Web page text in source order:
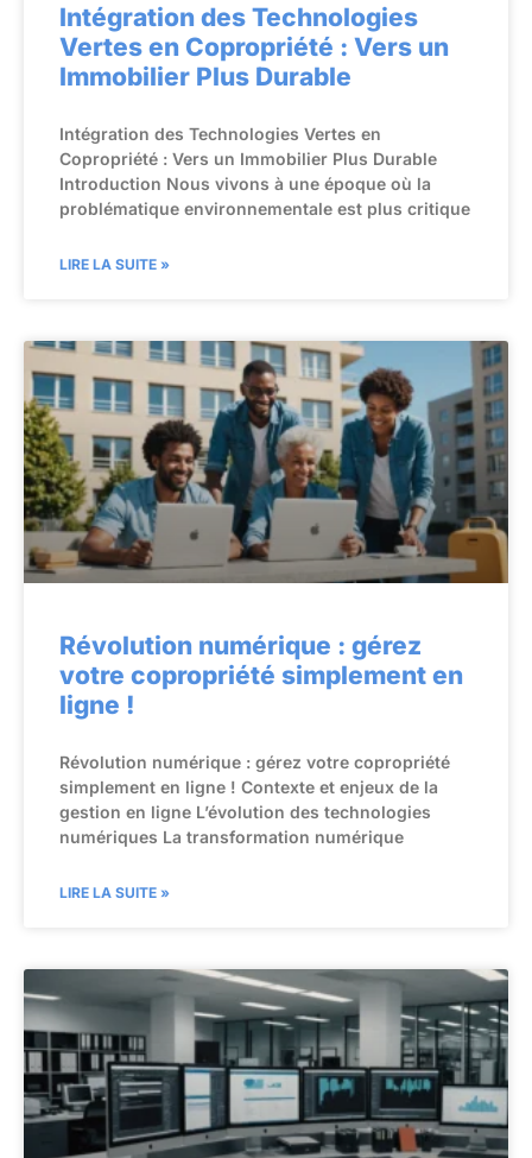
Intégration des Technologies
Vertes en Copropriété : Vers un
Immobilier Plus Durable
Intégration des Technologies Vertes en
Copropriété : Vers un Immobilier Plus Durable
Introduction Nous vivons à une époque où la
problématique environnementale est plus critique
LIRE LA SUITE »
Révolution numérique : gérez
votre copropriété simplement en
ligne !
Révolution numérique : gérez votre copropriété
simplement en ligne ! Contexte et enjeux de la
gestion en ligne L’évolution des technologies
numériques La transformation numérique
LIRE LA SUITE »